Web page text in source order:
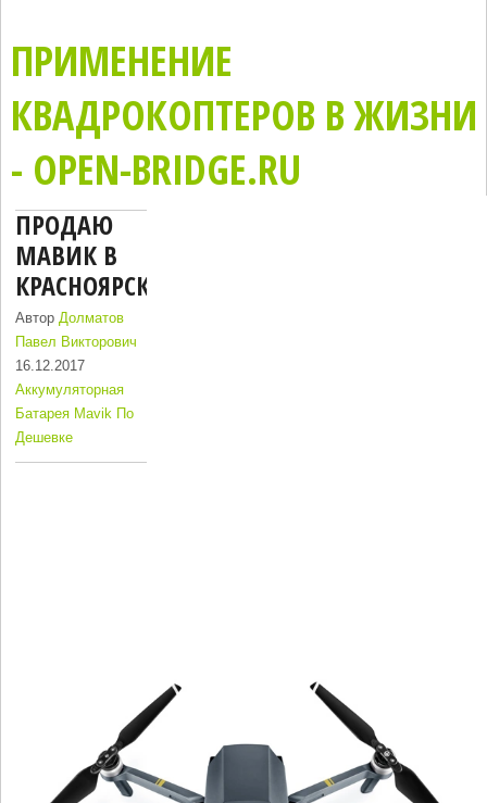
ПРИМЕНЕНИЕ
КВАДРОКОПТЕРОВ В ЖИЗНИ
- OPEN-BRIDGE.RU
ПРОДАЮ
МАВИК В
КРАСНОЯРСК
АвторДолматов
Павел Викторович
16.12.2017
Аккумуляторная
Батарея Mavik По
Дешевке